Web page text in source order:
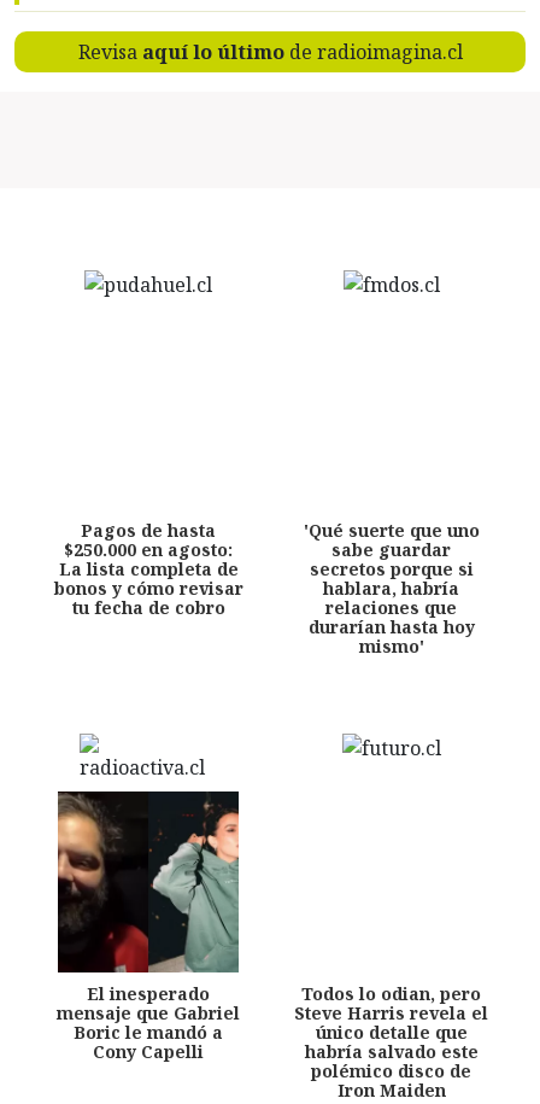
Revisa aquí lo últimode radioimagina.cl
Pagos de hasta
$250.000 en agosto:
La lista completa de
bonos y cómo revisar
tu fecha de cobro
'Qué suerte que uno
sabe guardar
secretos porque si
hablara, habría
relaciones que
durarían hasta hoy
mismo'
El inesperado
mensaje que Gabriel
Boric le mandó a
Cony Capelli
Todos lo odian, pero
Steve Harris revela el
único detalle que
habría salvado este
polémico disco de
Iron Maiden